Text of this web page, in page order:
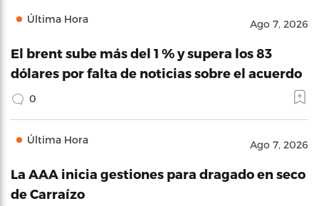
Última Hora Ago 7, 2026
El brent sube más del 1 % y supera los 83
dólares por falta de noticias sobre el acuerdo
0
Última Hora Ago 7, 2026
La AAA inicia gestiones para dragado en seco
de Carraízo